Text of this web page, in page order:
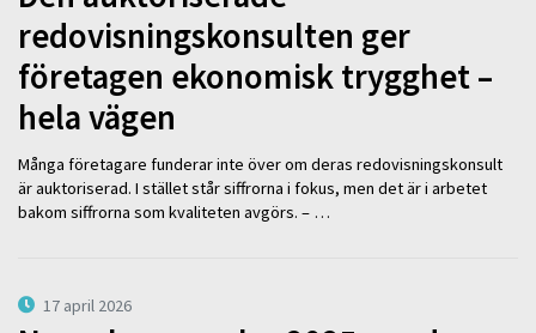
redovisningskonsulten ger
företagen ekonomisk trygghet –
hela vägen
Många företagare funderar inte över om deras redovisningskonsult
är auktoriserad. I stället står siffrorna i fokus, men det är i arbetet
bakom siffrorna som kvaliteten avgörs. – …
17 april 2026